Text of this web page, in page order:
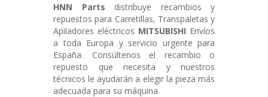
HNN Parts distribuye recambios y
repuestos para Carretillas, Transpaletas y
Apiladores eléctricos MITSUBISHI Envíos
a toda Europa y servicio urgente para
España. Consúltenos el recambio o
repuesto que necesita y nuestros
técnicos le ayudarán a elegir la pieza más
adecuada para su máquina.